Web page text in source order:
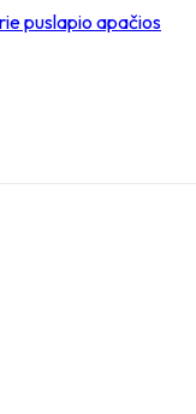
puslapio apačios